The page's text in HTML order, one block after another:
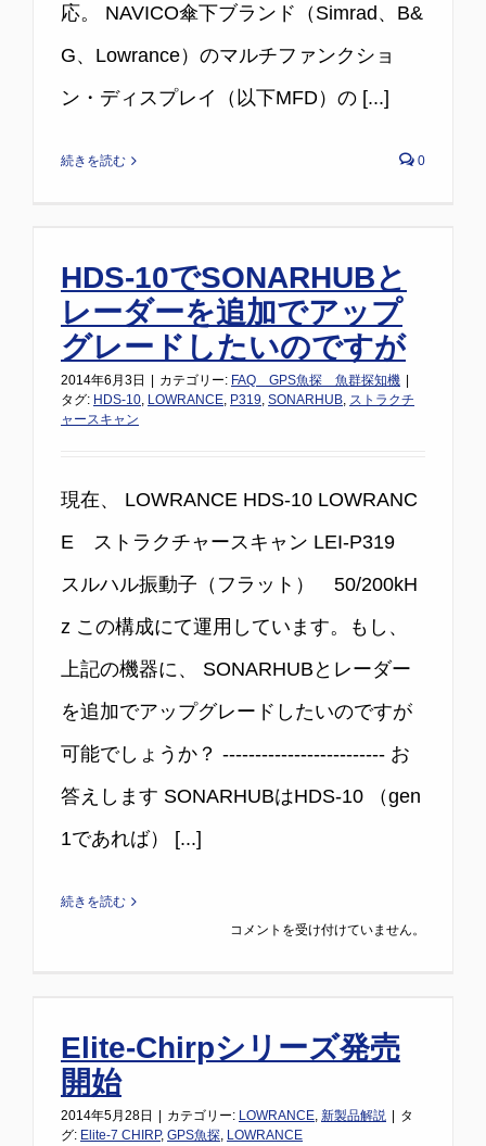
応。 NAVICO傘下ブランド（Simrad、B&
G、Lowrance）のマルチファンクショ
ン・ディスプレイ（以下MFD）の [...]
続きを読む 0
HDS-10でSONARHUBと
レーダーを追加でアップ
グレードしたいのですが
2014年6月3日 カテゴリー: FAQ GPS魚探 魚群探知機
タグ: HDS-10, LOWRANCE, P319, SONARHUB, ストラクチ
ャースキャン
現在、 LOWRANCE HDS-10 LOWRANC
E ストラクチャースキャン LEI-P319
スルハル振動子（フラット） 50/200kH
z この構成にて運用しています。もし、
上記の機器に、 SONARHUBとレーダー
を追加でアップグレードしたいのですが
可能でしょうか？ ------------------------- お
答えします SONARHUBはHDS-10 （gen
1であれば） [...]
続きを読む
H
1
S
コメントを受け付けていません。
Elite-Chirpシリーズ発売
開始
2014年5月28日 カテゴリー: LOWRANCE, 新製品解説
タ
グ: Elite-7 CHIRP, GPS魚探, LOWRANCE